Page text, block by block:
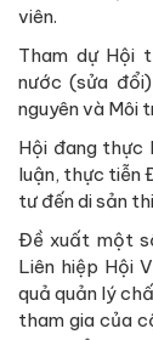
Tạp chí Môi
thông tin một